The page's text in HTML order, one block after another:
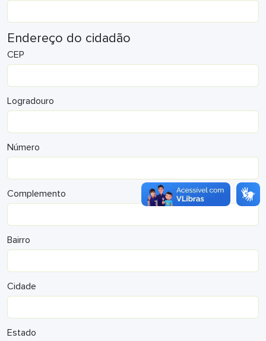
Endereço do cidadão
CEP
Logradouro
Número
Complemento
Bairro
Cidade
Estado